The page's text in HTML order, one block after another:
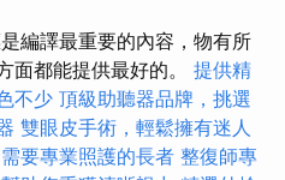
編譯最重要的內容，物有所
面都能提供最好的。 提供精
不少 頂級助聽器品牌，挑選
雙眼皮手術，輕鬆擁有迷人
要專業照護的長者 整復師專